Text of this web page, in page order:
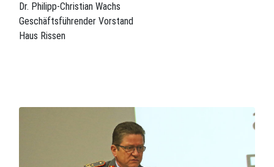
Dr. Philipp-Christian Wachs
Geschäftsführender Vorstand
Haus Rissen